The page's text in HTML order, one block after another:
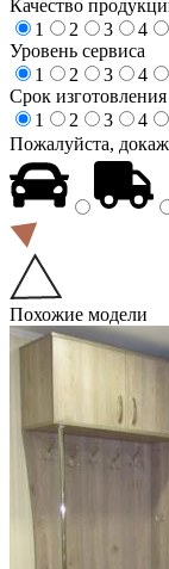
Качество
1
2 3 4
Уровень сервиса
1
2 3 4
Срок изготовления
1
2 3 4
Пожалуйста,
Похожие модели